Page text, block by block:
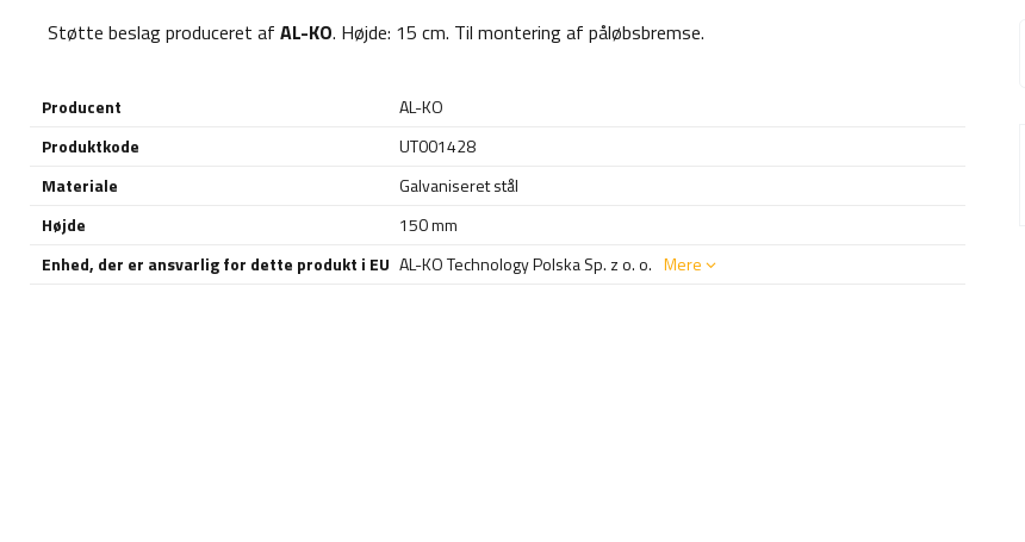
Støtte beslag produceret af AL-KO. Højde: 15 cm. Til montering af påløbsbremse.
Producent
AL-KO
Produktkode
UT001428
Materiale
Galvaniseret stål
Højde
150 mm
Enhed, der er ansvarlig for dette produkt i EU AL-KO Technology Polska Sp. z o. o. Mere